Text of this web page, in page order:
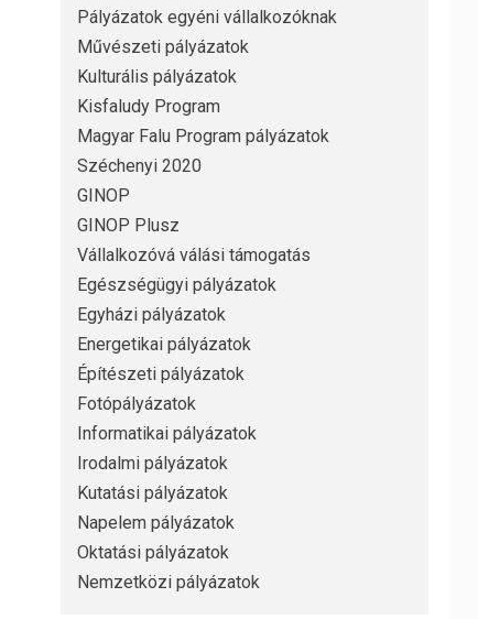
Pályázatok egyéni vállalkozóknak
Művészeti pályázatok
Kulturális pályázatok
Kisfaludy Program
Magyar Falu Program pályázatok
Széchenyi 2020
GINOP
GINOP Plusz
Vállalkozóvá válási támogatás
Egészségügyi pályázatok
Egyházi pályázatok
Energetikai pályázatok
Építészeti pályázatok
Fotópályázatok
Informatikai pályázatok
Irodalmi pályázatok
Kutatási pályázatok
Napelem pályázatok
Oktatási pályázatok
Nemzetközi pályázatok